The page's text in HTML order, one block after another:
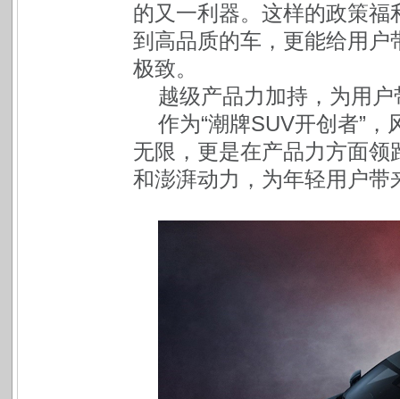
的又一利器。这样的政策
到高品质的车，更能给用
极致。
越级产品力加持，为用
作为“潮牌SUV开创者”
无限，更是在产品力方面
和澎湃动力，为年轻用户带